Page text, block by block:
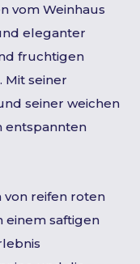
vom Weinhaus
eleganter
fruchtigen
seiner
seiner weichen
entspannten
von reifen roten
einem saftigen